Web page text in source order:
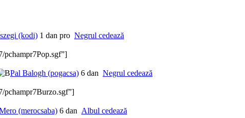
(kodi) 1 dan pro Negrul cedează
pchampr7Pop.sgf”]
Pal Balogh (pogacsa) 6 dan Negrul cedează
pchampr7Burzo.sgf”]
(merocsaba) 6 dan Albul cedează